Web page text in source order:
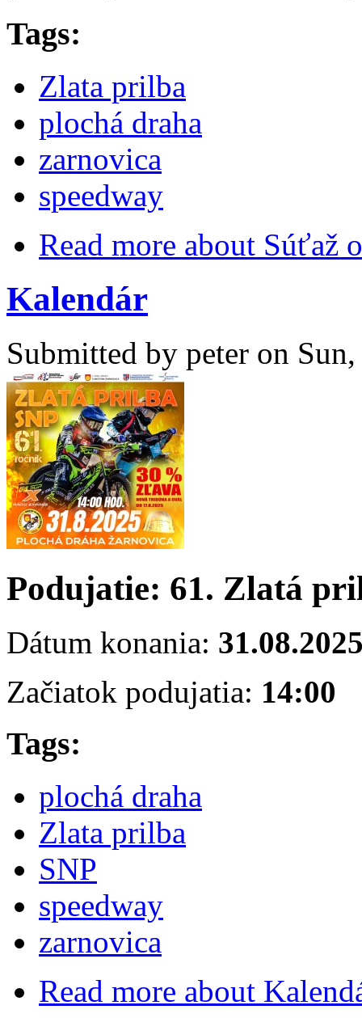
Tags:
Zlata prilba
plochá draha
zarnovica
speedway
Read more about Súťaž
Kalendár
Submitted by peter on
Podujatie: 61. Zlatá
Dátum konania:
Začiatok podujatia: 14:00
Tags:
plochá draha
Zlata prilba
SNP
speedway
zarnovica
Read more about